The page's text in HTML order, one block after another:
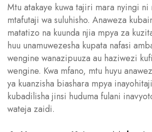
Mtu atakaye kuwa tajiri mara nyingi ni
mtafutaji wa suluhisho. Anaweza
matatizo na kuunda njia mpya za
huu unamuwezesha kupata nafasi
wengine wanazipuuza au haziwezi
wengine. Kwa mfano, mtu huyu
ya kuanzisha biashara mpya
kubadilisha jinsi huduma fulani
wateja zaidi.